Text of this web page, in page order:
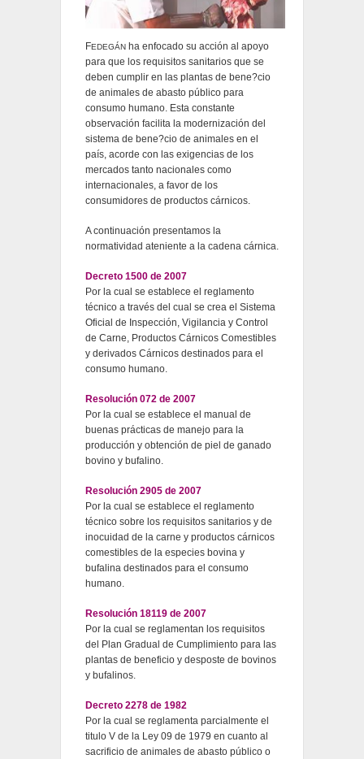
FEDEGÁNha enfocado su acción al apoyo
para que los requisitos sanitarios que se
deben cumplir en las plantas de bene?cio
de animales de abasto público para
consumo humano. Esta constante
observación facilita la modernización del
sistema de bene?cio de animales en el
país, acorde con las exigencias de los
mercados tanto nacionales como
internacionales, a favor de los
consumidores de productos cárnicos.
A continuación presentamos la
normatividad ateniente a la cadena cárnica.
Decreto 1500 de 2007
Por la cual se establece el reglamento
técnico a través del cual se crea el Sistema
Oficial de Inspección, Vigilancia y Control
de Carne, Productos Cárnicos Comestibles
y derivados Cárnicos destinados para el
consumo humano.
Resolución 072 de 2007
Por la cual se establece el manual de
buenas prácticas de manejo para la
producción y obtención de piel de ganado
bovino y bufalino.
Resolución 2905 de 2007
Por la cual se establece el reglamento
técnico sobre los requisitos sanitarios y de
inocuidad de la carne y productos cárnicos
comestibles de la especies bovina y
bufalina destinados para el consumo
humano.
Resolución 18119 de 2007
Por la cual se reglamentan los requisitos
del Plan Gradual de Cumplimiento para las
plantas de beneficio y desposte de bovinos
y bufalinos.
Decreto 2278 de 1982
Por la cual se reglamenta parcialmente el
titulo V de la Ley 09 de 1979 en cuanto al
sacrificio de animales de abasto público o